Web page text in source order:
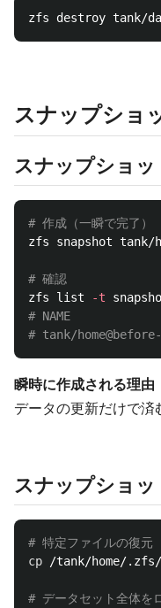
スナップショ
スナップショッ
# 作成（一瞬で完了）
zfs snapshot tank/
# 確認
zfs list
-t
# NAME
# tank/
瞬時に作成される理由
データの更新だけで済
スナップショ
# 特定ファイルの復元
cp /tank/home/
# データセット全体を